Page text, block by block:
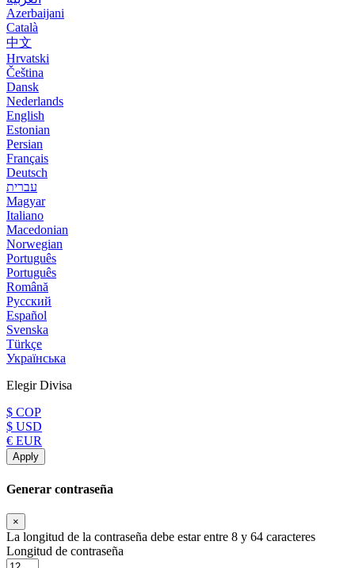
Azerbaijani
Català
中文
Hrvatski
Čeština
Dansk
Nederlands
English
Estonian
Persian
Français
Deutsch
עברית
Magyar
Italiano
Macedonian
Norwegian
Português
Português
Română
Русский
Español
Svenska
Türkçe
Українська
Elegir Divisa
$ COP
$ USD
€ EUR
Apply
Generar contraseña
×
La longitud de la contraseña debe estar entre 8 y 64 caracteres
Longitud de contraseña